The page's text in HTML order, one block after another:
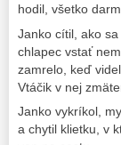
hodil, všetko
Janko cítil, ako
chlapec vstať
zamrelo, keď
Vtáčik v nej
Janko vykríkol,
a chytil klietku, v